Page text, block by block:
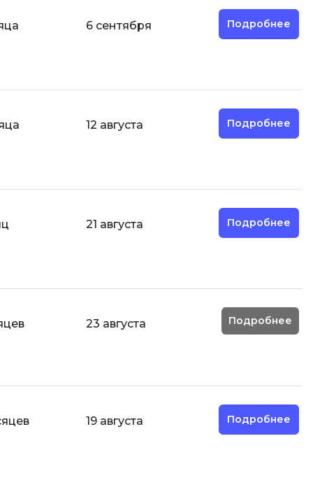
6 сентября Подробнее
12 августа Подробнее
21 августа Подробнее
23 августа Подробнее
19 августа Подробнее
Микросервисная архитектура
Операционные системы
Пентест
Работа с GIT
Разработка мобильных